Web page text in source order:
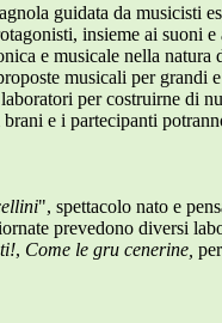
guidata da musicisti
insieme ai suoni e
e musicale nella natura
musicali per grandi
per costruirne di
e i partecipanti
", spettacolo nato e
prevedono diversi
, Come le gru cenerine, per